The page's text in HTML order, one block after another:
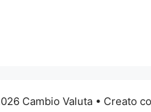
Cambio Valuta • Creato